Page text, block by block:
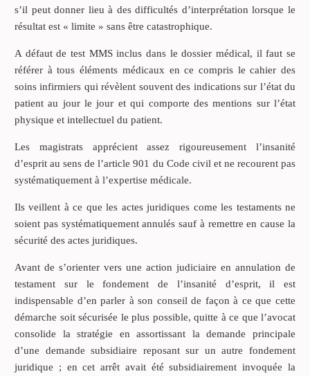
s’il peut donner lieu à des difficultés d’interprétation lorsque le
résultat est « limite » sans être catastrophique.
A défaut de test MMS inclus dans le dossier médical, il faut se
référer à tous éléments médicaux en ce compris le cahier des
soins infirmiers qui révèlent souvent des indications sur l’état du
patient au jour le jour et qui comporte des mentions sur l’état
physique et intellectuel du patient.
Les magistrats apprécient assez rigoureusement l’insanité
d’esprit au sens de l’article 901 du Code civil et ne recourent pas
systématiquement à l’expertise médicale.
Ils veillent à ce que les actes juridiques come les testaments ne
soient pas systématiquement annulés sauf à remettre en cause la
sécurité des actes juridiques.
Avant de s’orienter vers une action judiciaire en annulation de
testament sur le fondement de l’insanité d’esprit, il est
indispensable d’en parler à son conseil de façon à ce que cette
démarche soit sécurisée le plus possible, quitte à ce que l’avocat
consolide la stratégie en assortissant la demande principale
d’une demande subsidiaire reposant sur un autre fondement
juridique ; en cet arrêt avait été subsidiairement invoquée la